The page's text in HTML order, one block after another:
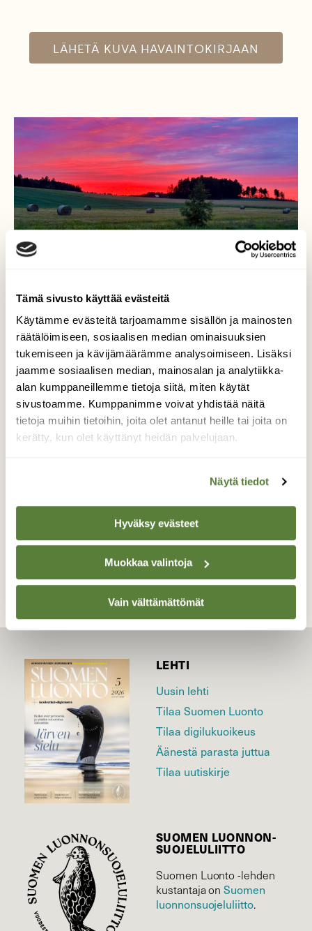
Tämä sivusto käyttää evästeitä
Käytämme evästeitä tarjoamamme sisällön ja mainosten
räätälöimiseen, sosiaalisen median ominaisuuksien
tukemiseen ja kävijämäärämme analysoimiseen. Lisäksi
jaamme sosiaalisen median, mainosalan ja analytiikka-
alan kumppaneillemme tietoja siitä, miten käytät
sivustoamme. Kumppanimme voivat yhdistää näitä
tietoja muihin tietoihin, joita olet antanut heille tai joita on
kerätty, kun olet käyttänyt heidän palvelujaan.
Näytä tiedot
Hyväksy evästeet
Muokkaa valintoja
Vain välttämättömät
LÄHETÄ KUVA HAVAINTOKIRJAAN
Heinäkuun eka aamu
Heinäkuun eka aamu. Auranlaakso, Aurajoki
1.7.2026 Klo:03.33 Turku
Valokuvaaja: Juhani Peltonen, Turku 1.7.2026
LEHTI
Uusin lehti
Tilaa Suomen Luonto
Tilaa digilukuoikeus
Äänestä parasta juttua
Tilaa uutiskirje
SUOMEN LUONNON­
SUOJELU­LIITTO
Suomen Luonto -lehden
kustantaja onSuomen
luonnonsuojelu­liitto.